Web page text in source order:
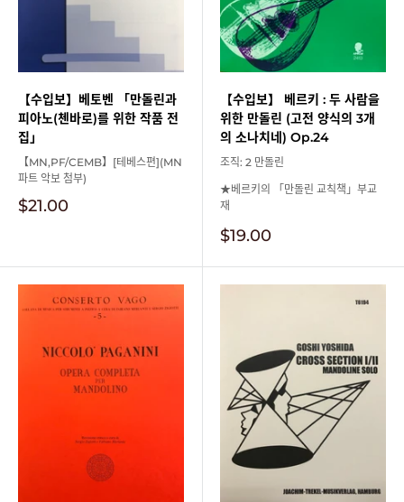
【수입보】베토벤 「만돌린과
피아노(첸바로)를 위한 작품 전
집」
【MN,PF/CEMB】[테베스편](MN
파트 악보 첨부)
판
$21.00
【수입보】 베르키 : 두 사람을
위한 만돌린 (고전 양식의 3개
의 소나치네) Op.24
조직: 2 만돌린
★베르키의 「만돌린 교칙책」부교
재
판
가
격
$19.00